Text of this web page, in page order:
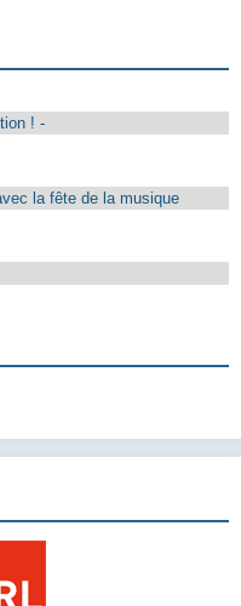
! -
la fête de la musique